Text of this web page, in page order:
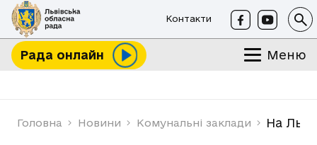
Контакти
Рада онлайн Меню
Головна Новини Комунальні заклади На